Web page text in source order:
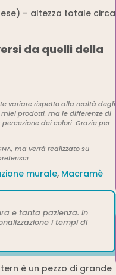
– altezza totale circa
da quelli della
variare rispetto alla realtà degli
prodotti, ma le differenze di
dei colori. Grazie per
ma verrà realizzato su
murale, Macramè
e tanta pazienza. In
i tempi di
è un pezzo di grande